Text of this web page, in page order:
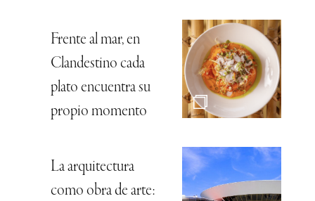
Frente al mar, en
Clandestino cada
plato encuentra su
propio momento
La arquitectura
como obra de arte: